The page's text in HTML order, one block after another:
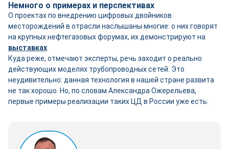
Немного о примерах и перспективах
О проектах по внедрению цифровых двойников
месторождений в отрасли наслышаны многие: о них говорят
на крупных нефтегазовых форумах, их демонстрируют на
выставках.
Куда реже, отмечают эксперты, речь заходит о реально
действующих моделях трубопроводных сетей. Это
неудивительно: данная технология в нашей стране развита
не так хорошо. Но, по словам Александра Ожерельева,
первые примеры реализации таких ЦД в России уже есть: